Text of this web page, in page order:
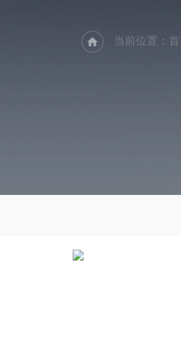
当前位置：